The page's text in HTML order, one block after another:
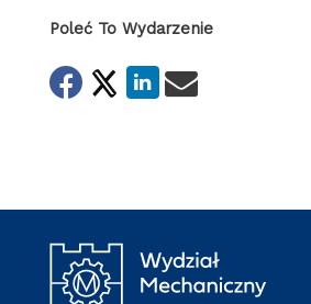
Poleć To Wydarzenie